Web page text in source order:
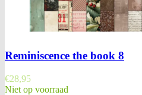
Reminiscence the book 8
€28,95
Niet op voorraad